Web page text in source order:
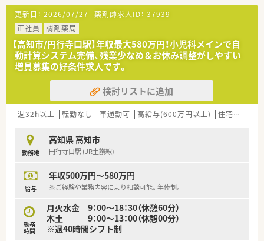
■業務短縮の為、全店舗にて最新機器（電子薬歴・分包機（円盤）・
一部店舗に二次元バーコードやクリーンベンチ、ピッキング鑑査
機 等）を導入されています。
＜こんな方にもオススメ＞
■複数店舗展開されているチェーン薬局を希望されている方
■研修制度が充実している企業をご希望の方
■外来対応だけでなく、在宅業務など幅広く経験していきたい方
等 少しでも気になる方はお気軽にお問い合わせ下さい。
■薬剤師常時3名体制です。
＜業務内容＞
■内科・循環器科（心臓内科）・呼吸器内科・老年内科の診療を受け
た患者様の来局が中心です。
■在宅対応も行っており、ご経験や入職後の状況に応じてお願い
する場合もございます。
■処方箋枚数は70枚/日平均となります。
＜研修制度＞
■ご入職後は店舗での実務研修がメインとなります。
す。
＜法人特徴＞
県内・県外にて店舗を増やしていく方針です。
■総合病院門前からクリニック門前までさまざまな科目の店舗
■在宅件数はグループ全体で700件以上ございます。在宅専任薬
剤師も複数名いらっしゃいます。
■1年に1回以上学会に参加されており、学会発表チームを立ち
更新日： 2026/07/27 薬剤師求人ID： 37939
正社員
調剤薬局
【高知市/円行寺口駅】年収最大580万円！小児科メインで自
動計算システム完備、残業少なめ＆お休み調整がしやすい
増員募集の好条件求人です。
検討リストに追加
週32h以上 転勤なし 車通勤可 高給与(600万円以上) 住宅補助(手当)あり
勤務地
高知県 高知市
円行寺口駅 (JR土讃線)
給与
年収500万円～580万円
※ご経験や業務内容により相談可能。年俸制。
勤務
時間
月火水金 9：00～18：30（休憩60分）
木土 9：00～13：00（休憩00分）
※週40時間シフト制